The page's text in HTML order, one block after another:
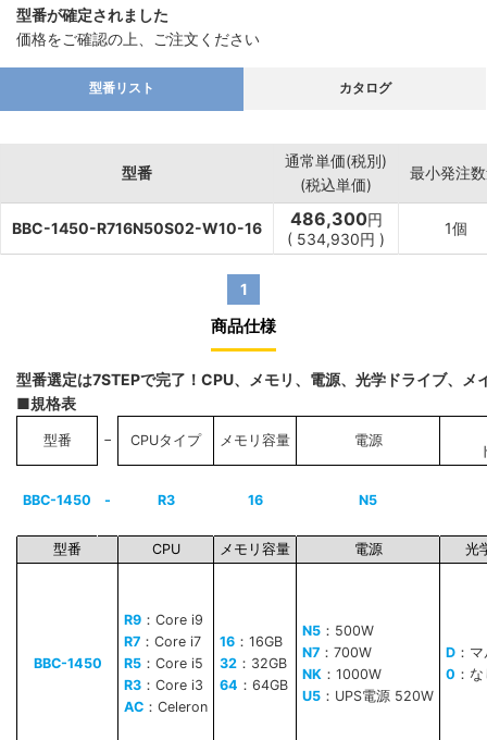
型番が確定されました
価格をご確認の上、ご注文ください
型番リスト カタログ
型番
通常単価(税別)
(税込単価)
最小発注
BBC-1450-R716N50S02-W10-16 486,300円
( 534,930円 )
1個
1
商品仕様
型番選定は7STEPで完了！CPU、メモリ、電源、光学ドライブ、
■規格表
型番 − CPUタイプ メモリ容量 電源
BBC-1450 - R3 16 N5
型番 CPU メモリ容量 電源 光
BBC-1450
R9 ：Core i9
R7 ：Core i7
R5 ：Core i5
R3 ：Core i3
AC ：Celeron
16 ：16GB
32 ：32GB
64 ：64GB
N5 ：500W
N7 ：700W
NK ：1000W
U5 ：UPS電源 520W
D ：
0 ：